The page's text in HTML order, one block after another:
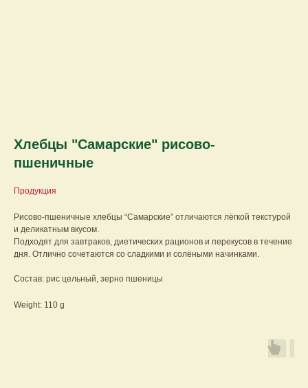
Хлебцы "Самарские" рисово-
пшеничные
Продукция
Рисово-пшеничные хлебцы “Самарские” отличаются лёгкой текстурой
и деликатным вкусом.
Подходят для завтраков, диетических рационов и перекусов в течение
дня. Отлично сочетаются со сладкими и солёными начинками.
Состав: рис цельный, зерно пшеницы
Weight: 110 g